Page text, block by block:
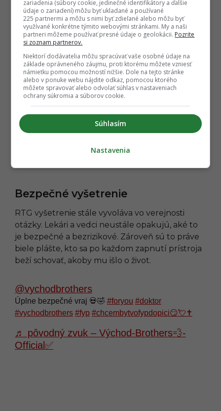
Bezpečné vyšetrenie
RTG vyšetrenie stále vyvoláva vo verejnosti
otázky. Lekári a vedci neustále opakujú, aké to
je bezpečné a bezrizikové. Zároveň sú to práve
biele plášte, kto sa po každom zapnutí prístroja
beží schovať, akoby mu išlo o život.
@vychodbrothers
Úplne bezpečné vraj 💀🤣 #foryou #doktor
#vychodbrothers #fyp #chcembytvofypdopici😏💘✝️
♬ pôvodný zvuk – Východ-Brothers💨-
Official✅
zariadenia (súbory cookie, jedinečné identifikátory a ďalšie
údaje o zariadení) môžu byť ukladané a používané
225 partnermi a môžu s nimi byť zdieľané alebo môžu byť
využívané konkrétne týmito webovými stránkami. My a naši
partneri môžeme používať presné údaje o geolokácii. Pozrite
si zoznam partnerov.
Niektorí dodávatelia môžu spracúvať vaše osobné údaje na
základe oprávneného záujmu, proti ktorému môžete vzniesť
námietku pomocou možností nižšie. Dole na tejto stránke
alebo v ponuke webu nájdite odkaz, pomocou ktorého
môžete spravovať alebo odvolať súhlas v nastaveniach
ochrany súkromia a súborov cookie.
Súhlasím
Nastavenia